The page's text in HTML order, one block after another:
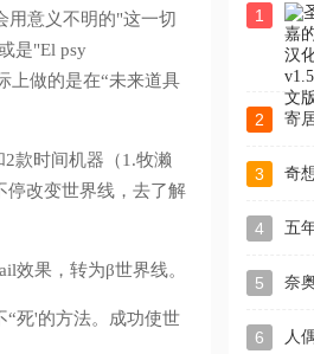
用意义不明的"这一切
是"El psy
上做的是在“未来道具
款时间机器（1.牧濑
停改变世界线，去了解
效果，转为β世界线。
“死'的方法。成功使世
1
2
3 奇
4 五
5 奈
6